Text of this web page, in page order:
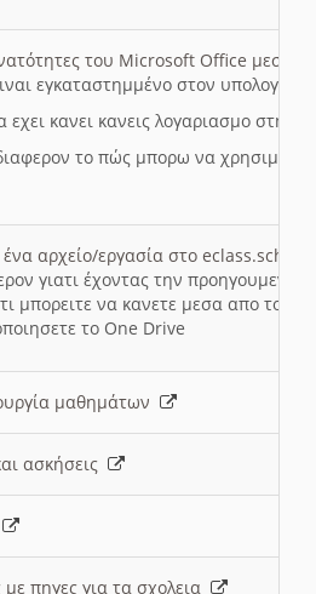
του Microsoft Office μεσω
εγκαταστημμένο στον
εχει κανει κανεις λογαριασμο στη
το πώς μπορω να
αρχείο/εργασία στο eclass.sch.gr
γιατι έχοντας την
μπορειτε να κανετε μεσα απο το
το One Drive
μαθημάτων
ασκήσεις
πηγες για τα σχολεια